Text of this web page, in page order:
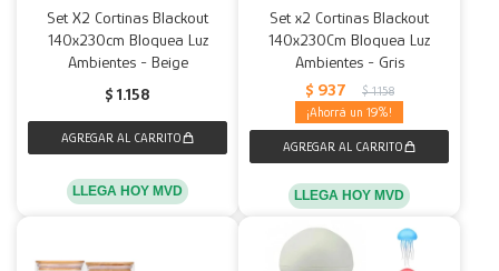
Set X2 Cortinas Blackout
140x230cm Bloquea Luz
Ambientes - Beige
$ 1.158
LLEGA HOY MVD
Set x2 Cortinas Blackout
140x230Cm Bloquea Luz
Ambientes - Gris
$ 937 $ 1.158
19
LLEGA HOY MVD